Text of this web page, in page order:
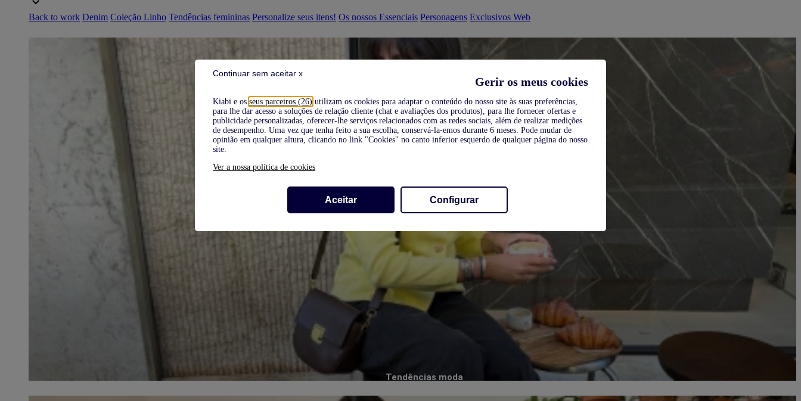
Gerir os meus cookies
Kiabi e os seus parceiros (26) utilizam os cookies para adaptar o conteúdo do nosso site às suas preferências,
para lhe dar acesso a soluções de relação cliente (chat e avaliações dos produtos), para lhe fornecer ofertas e
publicidade personalizadas, oferecer-lhe serviços relacionados com as redes sociais, além de realizar medições
de desempenho. Uma vez que tenha feito a sua escolha, conservá-la-emos durante 6 meses. Pode mudar de
opinião em qualquer altura, clicando no link "Cookies" no canto inferior esquerdo de qualquer página do nosso
site.
Ver a nossa política de cookies
Aceitar Configurar
Continuar sem aceitar x
Back to work Denim Coleção Linho Tendências femininas Personalize seus itens! Os nossos Essenciais Personagens Exclusivos Web
Tendências moda